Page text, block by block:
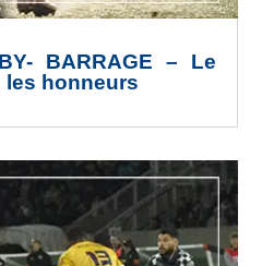
BARRAGE – Le
les honneurs